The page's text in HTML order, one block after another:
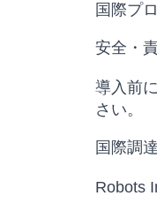
国際プ
安全・
導入前
さい。
国際調
Robots